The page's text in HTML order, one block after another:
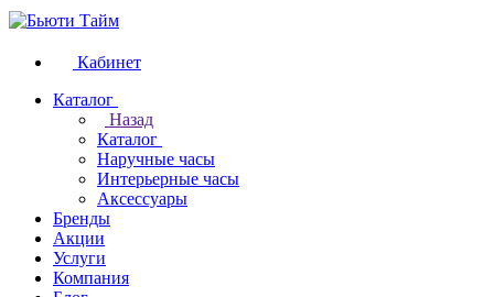
Кабинет
Каталог
Назад
Каталог
Наручные часы
Интерьерные часы
Аксессуары
Бренды
Акции
Услуги
Компания